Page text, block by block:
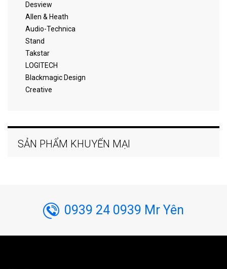
Desview
Allen & Heath
Audio-Technica
Stand
Takstar
LOGITECH
Blackmagic Design
Creative
SẢN PHẨM KHUYẾN MẠI
0939 24 0939 Mr Yên